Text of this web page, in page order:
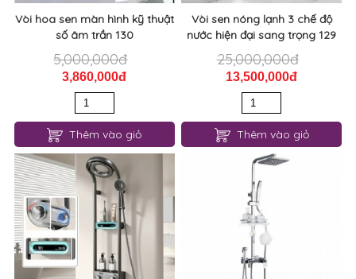
Vòi hoa sen màn hình kỹ thuật
số âm trần 130
5,000,000đ
3,860,000đ
Thêm vào giỏ
Vòi sen nóng lạnh 3 chế độ
nước hiện đại sang trọng 129
25,000,000đ
13,500,000đ
Thêm vào giỏ